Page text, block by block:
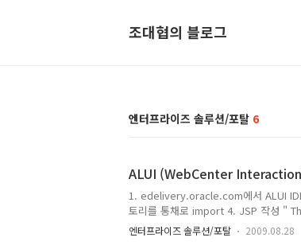
조대협의 블로그
엔터프라이즈 솔루션/포탈 6
ALUI (WebCenter
1. edelivery.oracle.com에서 ALUI
토리를 통채로 import 4. JSP 작성 "
Admin Console에서 Remote
완료. 소감. WLP보다 훨씬 쉽다. 제품
엔터프라이즈 솔루션/포탈 2009.08.28